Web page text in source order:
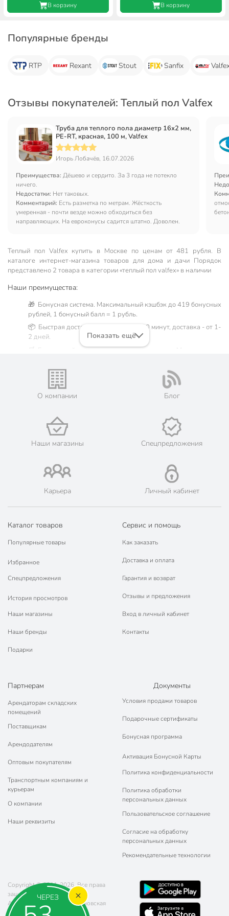
ЧЕРЕЗ
В корзину В корзину
Популярные бренды
RTP Rexant Stout Sanfix
Отзывы покупателей: Теплый пол Valfex
Труба для теплого пола диаметр 16х2 мм,
PE-RT, красная, 100 м, Valfex
Игорь Лобачёв, 16.07.2026
Преимущества: Дёшево и сердито. За 3 года не потекло
ничего.
Недостатки: Нет таковых.
Комментарий: Есть разметка по метрам. Жёсткость
умеренная - почти везде можно обходиться без
направляющих. На евроконусы садится штатно. Доволен.
Теплый пол Valfex купить в Москве по ценам от 481 рубля. В
каталоге интернет-магазина товаров для дома и дачи Порядок
представлено 2 товара в категории «теплый пол valfex» в наличии
Наши преимущества:
🎁 Бонусная система. Максимальный кэшбэк до 419 бонусных
рублей, 1 бонусный балл = 1 рубль.
📦 Быстрая доставка. Самовывоз от 60 минут, доставка - от 1-
2 дней.
🛒 Бесплатный самовывоз из магазинов города Москва.
его онлайн на официальном сайте сети магазинов Порядок.
💳 Оплата: онлайн на сайте интернет-гипермаркета или
наличными при получении.
📜 Только оригинальная продукция. Интернет-гипермаркет
Порядок - официальный представитель ведущих мировых
Показать ещё
О компании Блог
Наши магазины Спецпредложения
Карьера Личный кабинет
Каталог товаров
Популярные товары
Избранное
Спецпредложения
История просмотров
Наши магазины
Наши бренды
Подарки
Сервис и помощь
Как заказать
Доставка и оплата
Гарантия и возврат
Отзывы и предложения
Вход в личный кабинет
Контакты
Партнерам
Арендаторам складских
помещений
Поставщикам
Арендодателям
Оптовым покупателям
Транспортным компаниям и
курьерам
О компании
Наши реквизиты
Документы
Условия продажи товаров
Подарочные сертификаты
Бонусная программа
Активация Бонусной Карты
Политика конфиденциальности
Политика обработки
персональных данных
Пользовательское соглашение
Согласие на обработку
персональных данных
Рекомендательные технологии
Copyright © 2011-2026. Все права
защищены.
Адрес: г. Москва, ул. Чертановская
20 (метро Южная)